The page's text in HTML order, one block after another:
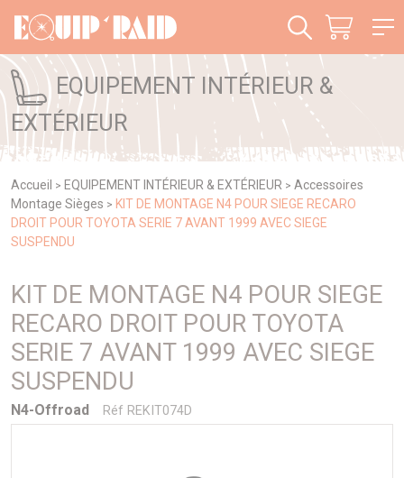
EQUIPEMENT INTÉRIEUR &
EXTÉRIEUR
Accueil > EQUIPEMENT INTÉRIEUR & EXTÉRIEUR > Accessoires
Montage Sièges > KIT DE MONTAGE N4 POUR SIEGE RECARO
DROIT POUR TOYOTA SERIE 7 AVANT 1999 AVEC SIEGE
SUSPENDU
KIT DE MONTAGE N4 POUR SIEGE
RECARO DROIT POUR TOYOTA
SERIE 7 AVANT 1999 AVEC SIEGE
SUSPENDU
N4-Offroad Réf REKIT074D
Panneau de gestion des cookies